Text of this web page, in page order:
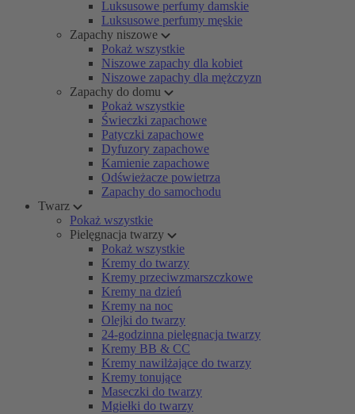
Luksusowe perfumy damskie
Luksusowe perfumy męskie
Zapachy niszowe
Pokaż wszystkie
Niszowe zapachy dla kobiet
Niszowe zapachy dla mężczyzn
Zapachy do domu
Pokaż wszystkie
Świeczki zapachowe
Patyczki zapachowe
Dyfuzory zapachowe
Kamienie zapachowe
Odświeżacze powietrza
Zapachy do samochodu
Twarz
Pokaż wszystkie
Pielęgnacja twarzy
Pokaż wszystkie
Kremy do twarzy
Kremy przeciwzmarszczkowe
Kremy na dzień
Kremy na noc
Olejki do twarzy
24-godzinna pielęgnacja twarzy
Kremy BB & CC
Kremy nawilżające do twarzy
Kremy tonujące
Maseczki do twarzy
Mgiełki do twarzy